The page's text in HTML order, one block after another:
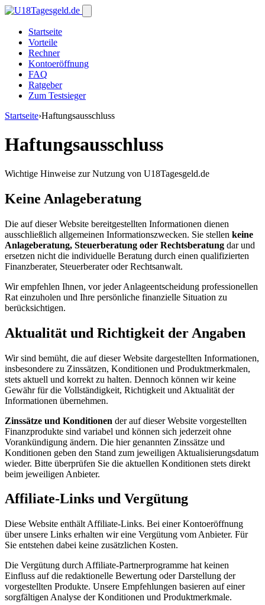
Startseite
Vorteile
Rechner
Kontoeröffnung
FAQ
Ratgeber
Zum Testsieger
Startseite›Haftungsausschluss
Haftungsausschluss
Wichtige Hinweise zur Nutzung von U18Tagesgeld.de
Keine Anlageberatung
Die auf dieser Website bereitgestellten Informationen dienen
ausschließlich allgemeinen Informationszwecken. Sie stellen keine
Anlageberatung, Steuerberatung oder Rechtsberatung dar und
ersetzen nicht die individuelle Beratung durch einen qualifizierten
Finanzberater, Steuerberater oder Rechtsanwalt.
Wir empfehlen Ihnen, vor jeder Anlageentscheidung professionellen
Rat einzuholen und Ihre persönliche finanzielle Situation zu
berücksichtigen.
Aktualität und Richtigkeit der Angaben
Wir sind bemüht, die auf dieser Website dargestellten Informationen,
insbesondere zu Zinssätzen, Konditionen und Produktmerkmalen,
stets aktuell und korrekt zu halten. Dennoch können wir keine
Gewähr für die Vollständigkeit, Richtigkeit und Aktualität der
Informationen übernehmen.
Zinssätze und Konditionen der auf dieser Website vorgestellten
Finanzprodukte sind variabel und können sich jederzeit ohne
Vorankündigung ändern. Die hier genannten Zinssätze und
Konditionen geben den Stand zum jeweiligen Aktualisierungsdatum
wieder. Bitte überprüfen Sie die aktuellen Konditionen stets direkt
beim jeweiligen Anbieter.
Affiliate-Links und Vergütung
Diese Website enthält Affiliate-Links. Bei einer Kontoeröffnung
über unsere Links erhalten wir eine Vergütung vom Anbieter. Für
Sie entstehen dabei keine zusätzlichen Kosten.
Die Vergütung durch Affiliate-Partnerprogramme hat keinen
Einfluss auf die redaktionelle Bewertung oder Darstellung der
vorgestellten Produkte. Unsere Empfehlungen basieren auf einer
sorgfältigen Analyse der Konditionen und Produktmerkmale.